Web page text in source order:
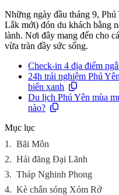
Những ngày đầu tháng 9,
Lắk mới) đón du khách bằng
lành. Nơi đây mang đến cho
vừa tràn đầy sức sống.
Check-in 4 địa điểm
24h trải nghiệm Phú
biển xanh
Du lịch Phú Yên mùa
nào?
Mục lục
1. Bãi Môn
2. Hải đăng Đại Lãnh
3. Tháp Nghinh Phong
4. Kè chắn sóng Xóm Rớ